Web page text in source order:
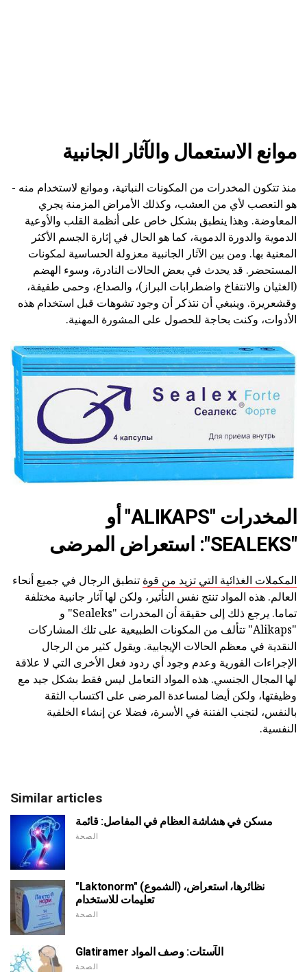
موانع الاستعمال والآثار الجانبية
منذ تتكون المخدرات من المكونات النباتية، وموانع لاستخدام منه -
هو التعصب لأي من العشب، وكذلك الأمراض المزمنة يجري
المعاوضة. وهذا ينطبق بشكل خاص على أنظمة القلب والأوعية
الدموية والدورة الدموية، كما هو الحال في إثارة الجسم الأكثر
المعنية بها. ومن بين الآثار الجانبية معزولة الحساسية لمكونات
المستحضر. قد يحدث في بعض الحالات النادرة، وسوء الهضم
(الغثيان والانتفاخ واضطرابات البراز)، والصداع، وحمى طفيفة،
وقشعريرة. وينبغي أن نتذكر أن وجود تشوهات قبل استخدام هذه
الأدوات، وكنت بحاجة للحصول على المشورة المهنية.
المخدرات "ALIKAPS" أو
"SEALEKS": استعراض المرضى
المكملات الغذائية التي تزيد من قوة تنطبق الرجال في جميع أنحاء
العالم. هذه المواد تنتج نفس التأثير، ولكن لها آثار جانبية مختلفة
تماما. يرجع ذلك إلى حقيقة أن المخدرات "Sealeks" و
"Alikaps" تتألف من المكونات الطبيعية على تلك المشاركات
النقدية في معظم الحالات الإيجابية. ويقول كثير من الرجال
الإجراءات الفورية وعدم وجود أي ردود فعل الأخرى التي لا علاقة
لها المجال الجنسي. هذه المواد التعامل ليس فقط بشكل جيد مع
وظيفتها، ولكن أيضا لمساعدة المرضى على اكتساب الثقة
بالنفس، لتجنب الفتنة في الأسرة، فضلا عن إنشاء الخلفية
النفسية.
Similar articles
مسكن في هشاشة العظام في المفاصل: قائمة
الصحة
"Laktonorm" (الشموع) نظائرها، استعراض،
تعليمات للاستخدام
الصحة
Glatiramer الآستات: وصف المواد
الصحة